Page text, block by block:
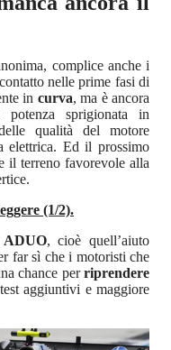
complice anche i
nelle prime fasi di
in curva, ma è ancora
sprigionata in
qualità del motore
elettrica. Ed il prossimo
il terreno favorevole alla
(1/2).
ADUO, cioè quell’aiuto
far sì che i motoristi che
chance perriprendere
aggiuntivi e maggiore